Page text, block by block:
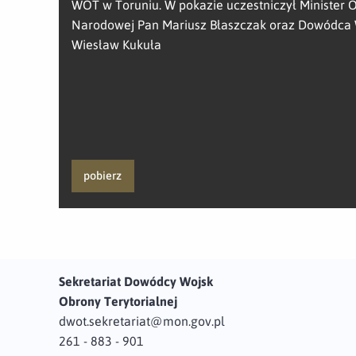
WOT w Toruniu. W pokazie uczestniczył Minister
Narodowej Pan Mariusz Błaszczak oraz Dowódca
Wiesław Kukuła
pobierz
Sekretariat Dowódcy Wojsk
Obrony Terytorialnej
dwot.sekretariat@mon.gov.pl
261 - 883 - 901